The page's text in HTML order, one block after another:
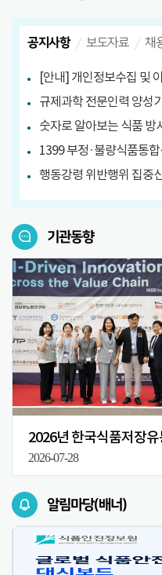
공지사항
행동강령 위반행위 집중
보도자료 채
기관동향
2026-07-28
알림마당(배너)